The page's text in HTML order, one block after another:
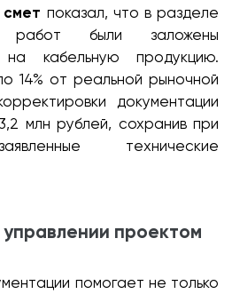
смет показал, что в разделе
работ были заложены
кабельную продукцию.
14% от реальной рыночной
документации
млн рублей, сохранив при
технические
управлении проектом
помогает не только